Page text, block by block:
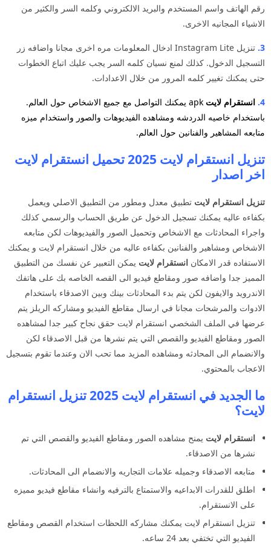
رقم الهاتف واسم المستخدم والبريد الالكتروني وكلمه السر والكثير من
الاشياء المجانيه الاخرى.
3.
تنزيل Instagram Lite ادخال المعلومات مره اخرى مجانا واضافه زر
التسجيل الدخول. كذلك لمنع نسيان كلمه السر يجب عليك اتباع الخطوات
حتى يمكنك تغيير كلمه المرور من خلال الاعدادات.
4. انستقرام لايت
apk يمكنك التواصل مع جميع الاشخاص حول العالم.
باستخدام خاصيه الدردشه ومشاهده الفيديوهات والصور واستخدام ميزه
متابعه المشاهير والفنانين حول العالم.
تنزيل انستقرام لايت 2025 تحميل انستقرام لايت
اخر اصدار
تنزيل انستقرام لايت تطبيق معدل ومطور من التطبيق الاصلي ويعمل
بكفاءه عاليه يمكنك تسجيل الدخول عن طريق الحساب والرسمي كذلك
واجراء المحادثات مع الاشخاص وتحميل الصور والفيديوهات لكن متابعه
الاشخاص ومشاهير والفنانين بكفاءه عاليه من خلال انستقرام لايت و يمكنك
الاستفاده قدر الامكان انستقرام لايت يمكن التعبير عن نفسك من التطبيق
المميز جدا واضافه صور ومقاطع فيديو الى القصه الخاصه بك على هاتفك
الاندرويد والايفون لكن يتم بدء المحادثات بينك وبين الاصدقاء باستخدام
الادوات والمرشحات مجانا في ارسال مقاطع الفيديو ومشاركه الريلز يتم
عرضها في الملف الشخصي انستقرام لايت حقق نجاح كبير جدا لمشاهده
الصور ومقاطع الفيديو والقصص التي يتم نشرها من قبل الاصدقاء لكن
والانضمام الى المحادثه ومشاهده المزيد مما تحب الان وعندما تقوم بتسجيل
الاعجاب بالمحتوي.
ما الجديد في انستقرام لايت 2025 تنزيل انستقرام
لايت؟
انستقرام لايت يمنح مشاهده الصور ومقاطع الفيديو والقصص التي تم
نشرها من الاصدقاء.
متابعه الاصدقاء وجميله علامات التجاريه والانضمام الى المحادثات.
اطلق للقدرات الابداعيه والاستمتاع بالترفيه وانشاء مقاطع فيديو مميزه
على الانستقرام.
تنزيل انستقرام لايت يمكنك مشاركه اللحظات استخدام القصص ومقاطع
الفيديو التي تختفي بعد 24 ساعه.